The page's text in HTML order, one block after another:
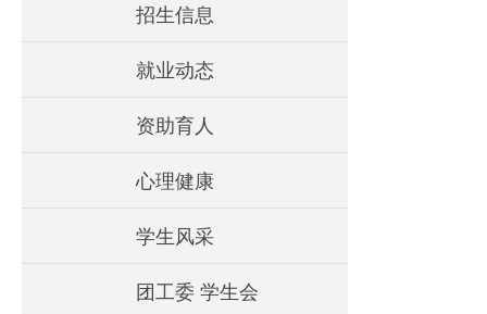
招生信息
就业动态
资助育人
心理健康
学生风采
团工委 学生会